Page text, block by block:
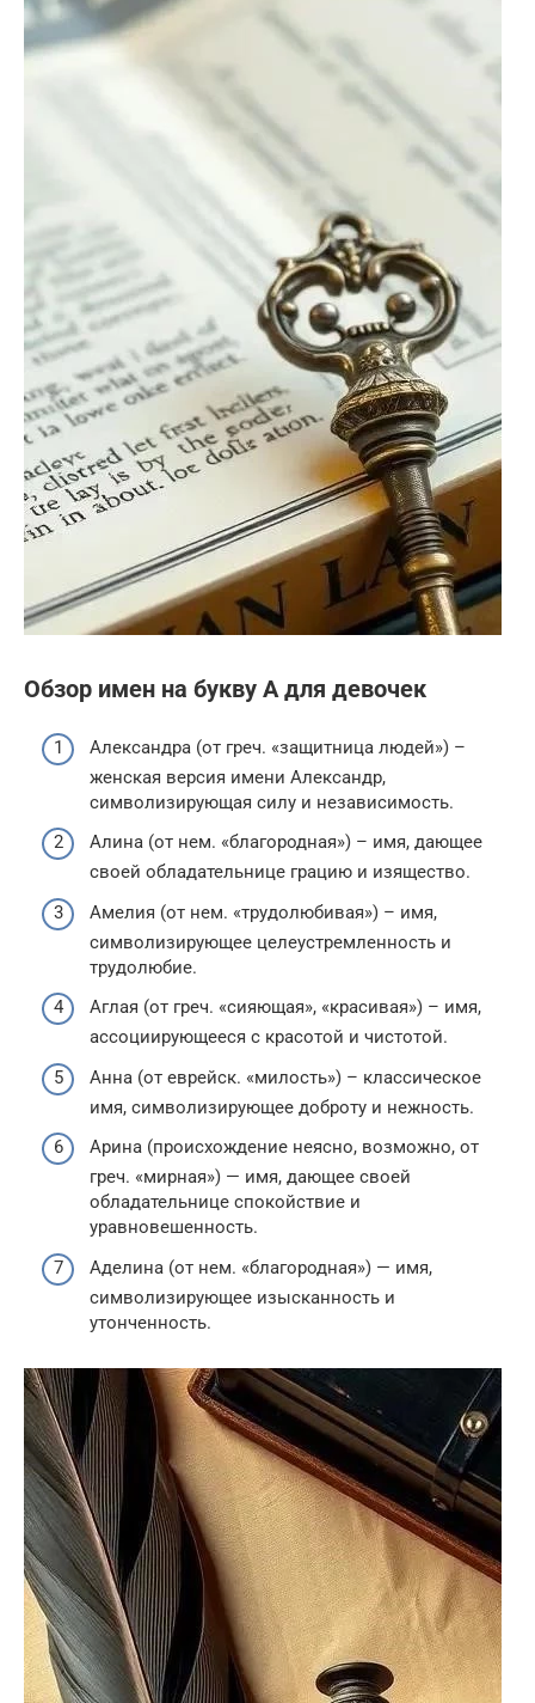
Обзор имен на букву А для девочек
Александра (от греч. «защитница людей») –
женская версия имени Александр,
символизирующая силу и независимость.
Алина (от нем. «благородная») – имя, дающее
своей обладательнице грацию и изящество.
Амелия (от нем. «трудолюбивая») – имя,
символизирующее целеустремленность и
трудолюбие.
Аглая (от греч. «сияющая», «красивая») – имя,
ассоциирующееся с красотой и чистотой.
Анна (от еврейск. «милость») – классическое
имя, символизирующее доброту и нежность.
Арина (происхождение неясно, возможно, от
греч. «мирная») — имя, дающее своей
обладательнице спокойствие и
уравновешенность.
Аделина (от нем. «благородная») — имя,
символизирующее изысканность и
утонченность.